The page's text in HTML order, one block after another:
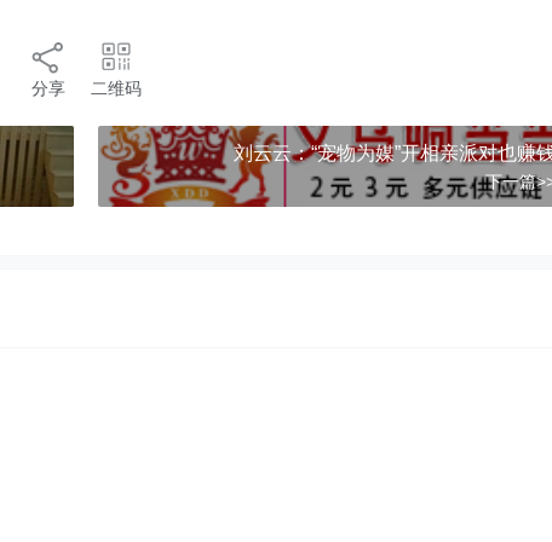
分享 二维码
刘云云：“宠物为媒”开相亲派对也赚
下一篇